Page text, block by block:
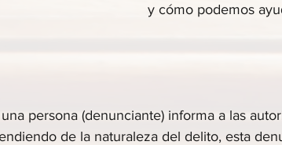
y cómo podemos
persona (denunciante) informa a las
de la naturaleza del delito, esta